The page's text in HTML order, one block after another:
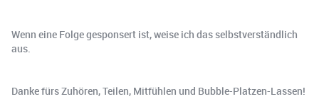
Wenn eine Folge gesponsert ist, weise ich das selbstverständlich
aus.
Danke fürs Zuhören, Teilen, Mitfühlen und Bubble-Platzen-Lassen!